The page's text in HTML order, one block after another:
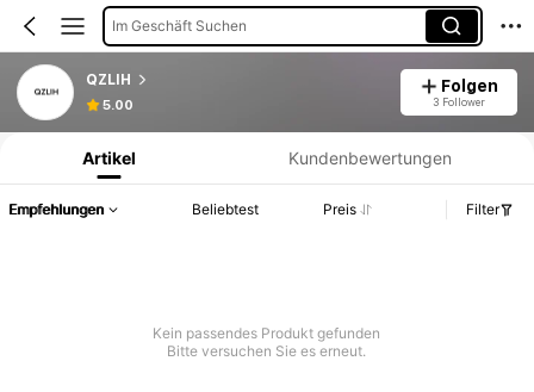
Im Geschäft Suchen
QZLIH
5.00
Folgen
3 Follower
Produktinformation: Preisangabe, Verkaufs- und Lagerbestandsdetails.
Artikel Kundenbewertungen
Empfehlungen Beliebtest Preis Filter
Kein passendes Produkt gefunden
Bitte versuchen Sie es erneut.